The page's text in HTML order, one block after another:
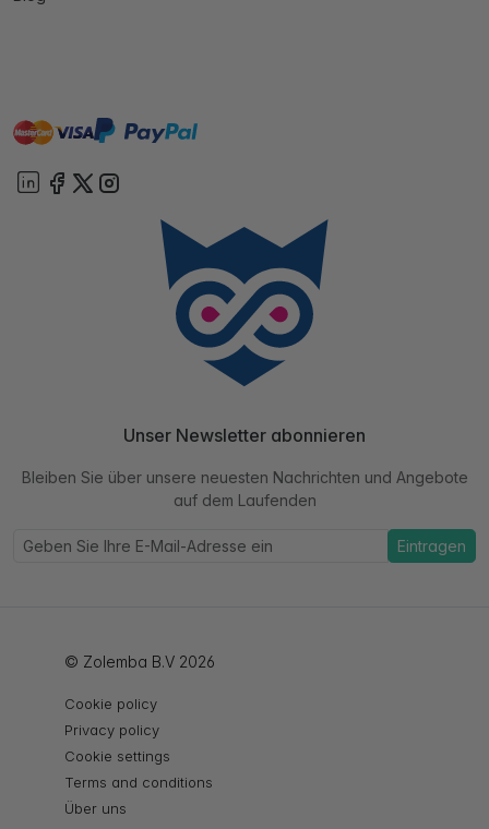
mastervisa paypal
Unser Newsletter abonnieren
Bleiben Sie über unsere neuesten Nachrichten und Angebote
auf dem Laufenden
Eintragen
© Zolemba B.V 2026
Cookie policy
Privacy policy
Cookie settings
Terms and conditions
Über uns